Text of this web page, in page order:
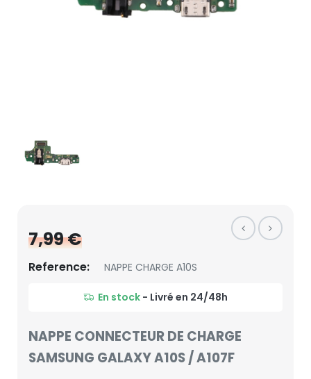
7,99 €
Reference: NAPPE CHARGE A10S
En stock - Livré en 24/48h
NAPPE CONNECTEUR DE CHARGE
SAMSUNG GALAXY A10S / A107F